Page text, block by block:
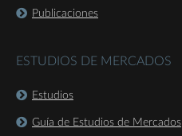
Publicaciones
ESTUDIOS DE MERCADOS
Estudios
Guía de Estudios de Mercados